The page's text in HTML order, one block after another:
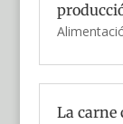
La carne